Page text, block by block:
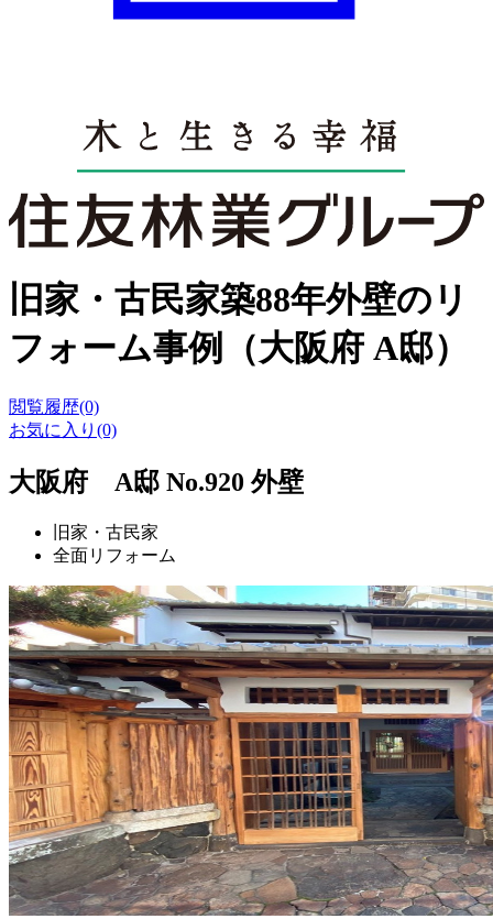
旧家・古民家築88年外壁のリ
フォーム事例（大阪府 A邸）
閲覧履歴(0)
お気に入り(0)
大阪府 A邸 No.920 外壁
旧家・古民家
全面リフォーム